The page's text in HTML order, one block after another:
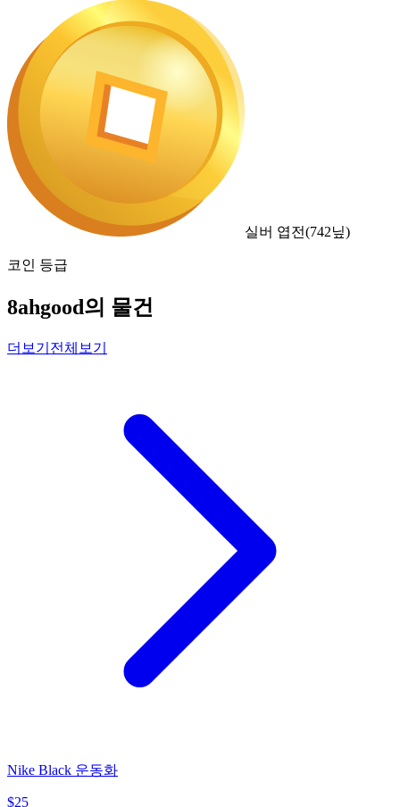
실버 엽전(742닢)
코인 등급
8ahgood의 물건
더보기 전체보기
Nike Black 운동화
$25